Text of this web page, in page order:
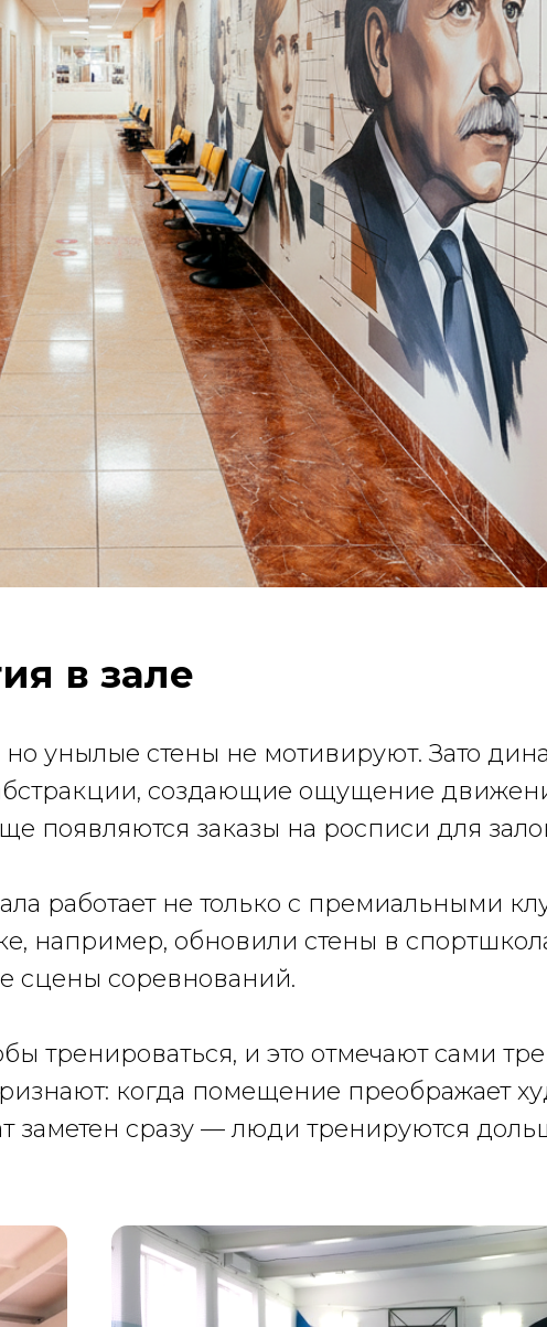
в зале
унылые стены не мотивируют. Зато
создающие ощущение
появляются заказы на росписи для
работает не только с премиальными
например, обновили стены в
сцены соревнований.
тренироваться, и это отмечают сами
когда помещение преображает
заметен сразу — люди тренируются